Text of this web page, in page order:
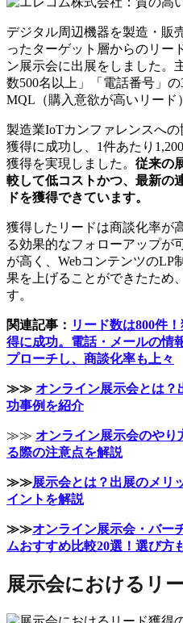
デジタル周辺機器を製造・販
ったターゲット層からのリー
ン展示会に出展をしました。
数500名以上」「電話番号」
MQL（購入意欲が高いリード
製造業IoTカンファレンスへ
獲得に成功し、1件あたり
獲得を実現しました。 従来の
較して低コストかつ、最新の
ドを獲得できています。
獲得したリードは商談化率が
る効果的なフォローアップが
が高く、WebコンテンツのLP
果を上げることができたため
す。
関連記事： リード数は800件
得に成功。電話・メールの情
プローチし、商談化率も上々
≫≫ オンライン展示会とは？
功事例を紹介
≫≫ オンライン展示会のやり
る際の注意点を解説
≫≫展示会とは？出展のメリ
イントを解説
≫≫オンライン展示会・バー
ムおすすめ比較20選！選び方
展示会におけるリ